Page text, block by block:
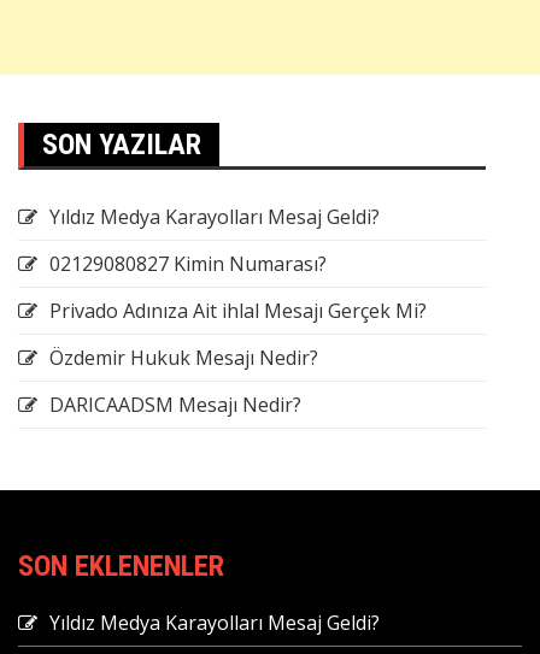
SON YAZILAR
Yıldız Medya Karayolları Mesaj Geldi?
02129080827 Kimin Numarası?
Privado Adınıza Ait ihlal Mesajı Gerçek Mi?
Özdemir Hukuk Mesajı Nedir?
DARICAADSM Mesajı Nedir?
SON EKLENENLER
Yıldız Medya Karayolları Mesaj Geldi?